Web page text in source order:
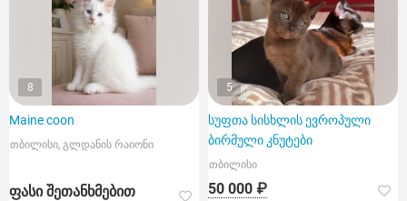
8
Maine coon
თბილისი, გლდანის რაიონი
ფასი შეთანხმებით
5
სუფთა სისხლის ევროპული
ბირმული კნუტები
თბილისი
50 000 ₽